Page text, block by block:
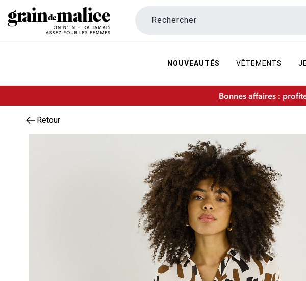
Rechercher
NOUVEAUTÉS VÊTEMENTS
Bonnes affaires :
Retour